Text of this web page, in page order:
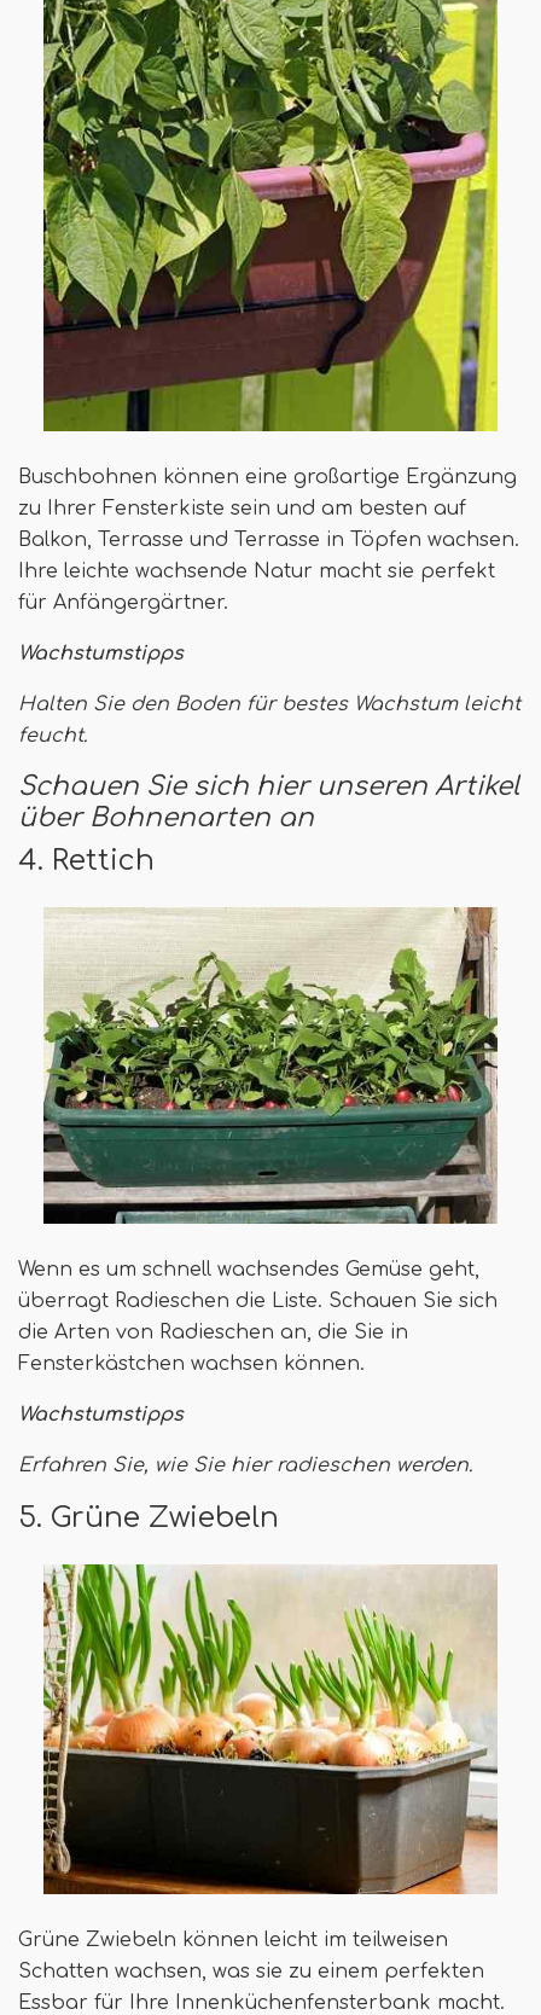
Buschbohnen können eine großartige Ergänzung
zu Ihrer Fensterkiste sein und am besten auf
Balkon, Terrasse und Terrasse in Töpfen wachsen.
Ihre leichte wachsende Natur macht sie perfekt
für Anfängergärtner.
Wachstumstipps
Halten Sie den Boden für bestes Wachstum leicht
feucht.
Schauen Sie sich hier unseren Artikel
über Bohnenarten an
4. Rettich
Wenn es um schnell wachsendes Gemüse geht,
überragt Radieschen die Liste. Schauen Sie sich
die Arten von Radieschen an, die Sie in
Fensterkästchen wachsen können.
Wachstumstipps
Erfahren Sie, wie Sie hier radieschen werden.
5. Grüne Zwiebeln
Grüne Zwiebeln können leicht im teilweisen
Schatten wachsen, was sie zu einem perfekten
Essbar für Ihre Innenküchenfensterbank macht.